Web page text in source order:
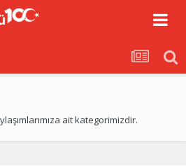
ait kategorimizdir.